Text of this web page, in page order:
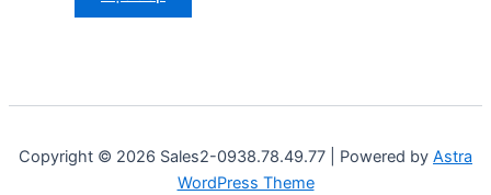
Copyright © 2026 Sales2-0938.78.49.77 | Powered by Astra
WordPress Theme